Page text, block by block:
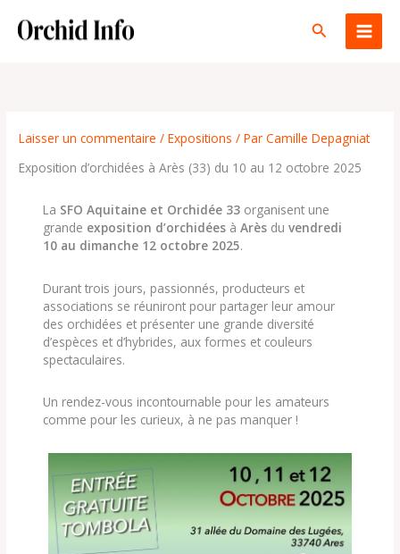
contenu
Rechercher
Laisser un commentaire /Expositions / ParCamille Depagniat
Exposition d’orchidées à Arès (33) du 10 au 12 octobre 2025
La SFO Aquitaine et Orchidée 33 organisent une
grande exposition d’orchidées àArès duvendredi
10 au dimanche 12 octobre 2025.
Durant trois jours, passionnés, producteurs et
associations se réuniront pour partager leur amour
des orchidées et présenter une grande diversité
d’espèces et d’hybrides, aux formes et couleurs
spectaculaires.
Un rendez-vous incontournable pour les amateurs
comme pour les curieux, à ne pas manquer !